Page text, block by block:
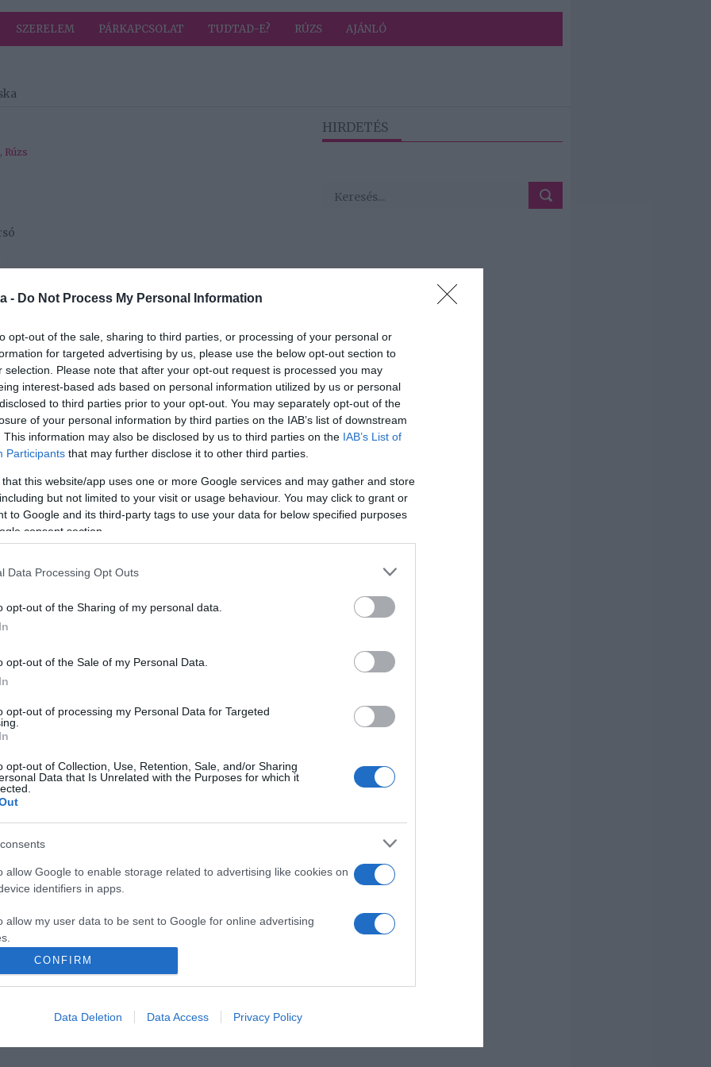
- Do Not Process My Personal Information
opt-out of the sale, sharing to third parties, or processing of your personal or
for targeted advertising by us, please use the below opt-out section to
selection. Please note that after your opt-out request is processed you may
interest-based ads based on personal information utilized by us or personal
to third parties prior to your opt-out. You may separately opt-out of the
of your personal information by third parties on the IAB’s list of downstream
This information may also be disclosed by us to third parties on the IAB’s List of
Participants that may further disclose it to other third parties.
that this website/app uses one or more Google services and may gather and store
but not limited to your visit or usage behaviour. You may click to grant or
to Google and its third-party tags to use your data for below specified purposes
consent section.
Data Processing Opt Outs
opt-out of the Sharing of my personal data.
opt-out of the Sale of my Personal Data.
opt-out of processing my Personal Data for Targeted
opt-out of Collection, Use, Retention, Sale, and/or Sharing
Data that Is Unrelated with the Purposes for which it
allow Google to enable storage related to advertising like cookies on
identifiers in apps.
allow my user data to be sent to Google for online advertising
allow Google to send me personalized advertising.
allow Google to enable storage related to analytics like cookies on
identifiers in apps.
CONFIRM
Data Deletion Data Access Privacy Policy
SZERELEM PÁRKAPCSOLAT TUDTAD-E? RÚZS AJÁNLÓ
, Rúzs
Két edényben elosztjuk a megsült
a zöldborsót, majd felöntjük annyi vízzel,
nem nehéz elérni), beleöntjük a tejszínt és
Tovább főzzük együtt még pár percig. Ha
hogy maradjon benne egész borsó
vágott húst és meghintjük sóval és borssal.
a másik 3 gerezd apróra vágott fokhagymát.
sós vízben.
és a hússal. Állni hagyjuk, hogy a tészta magába
Pinterest
Mi a teendő, ha
Koltai Róbert
HIRDETÉS